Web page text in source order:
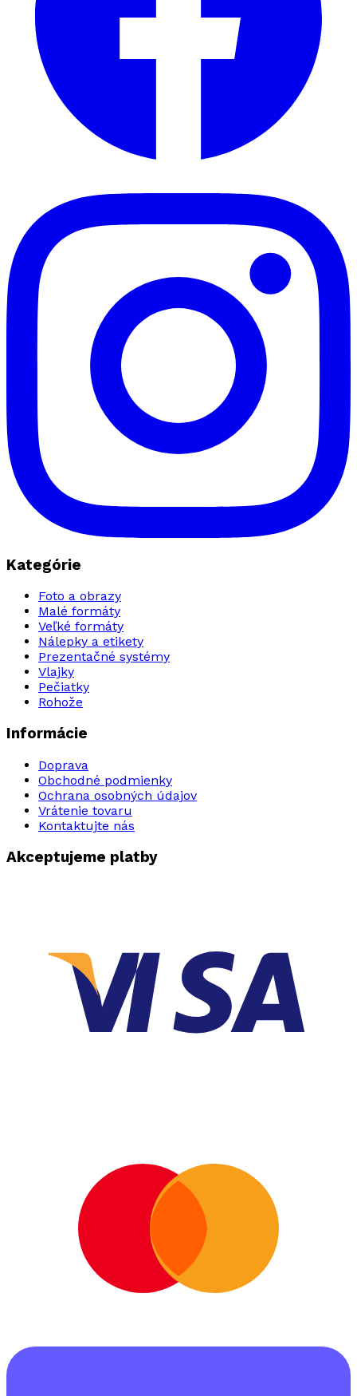
Kategórie
Foto a obrazy
Malé formáty
Veľké formáty
Nálepky a etikety
Prezentačné systémy
Vlajky
Pečiatky
Rohože
Informácie
Doprava
Obchodné podmienky
Ochrana osobných údajov
Vrátenie tovaru
Kontaktujte nás
Akceptujeme platby